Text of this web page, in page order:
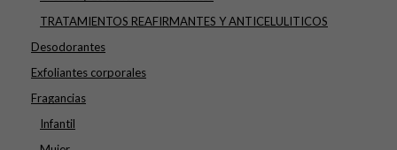
TRATAMIENTOS REAFIRMANTES Y ANTICELULITICOS
Desodorantes
Exfoliantes corporales
Fragancias
Infantil